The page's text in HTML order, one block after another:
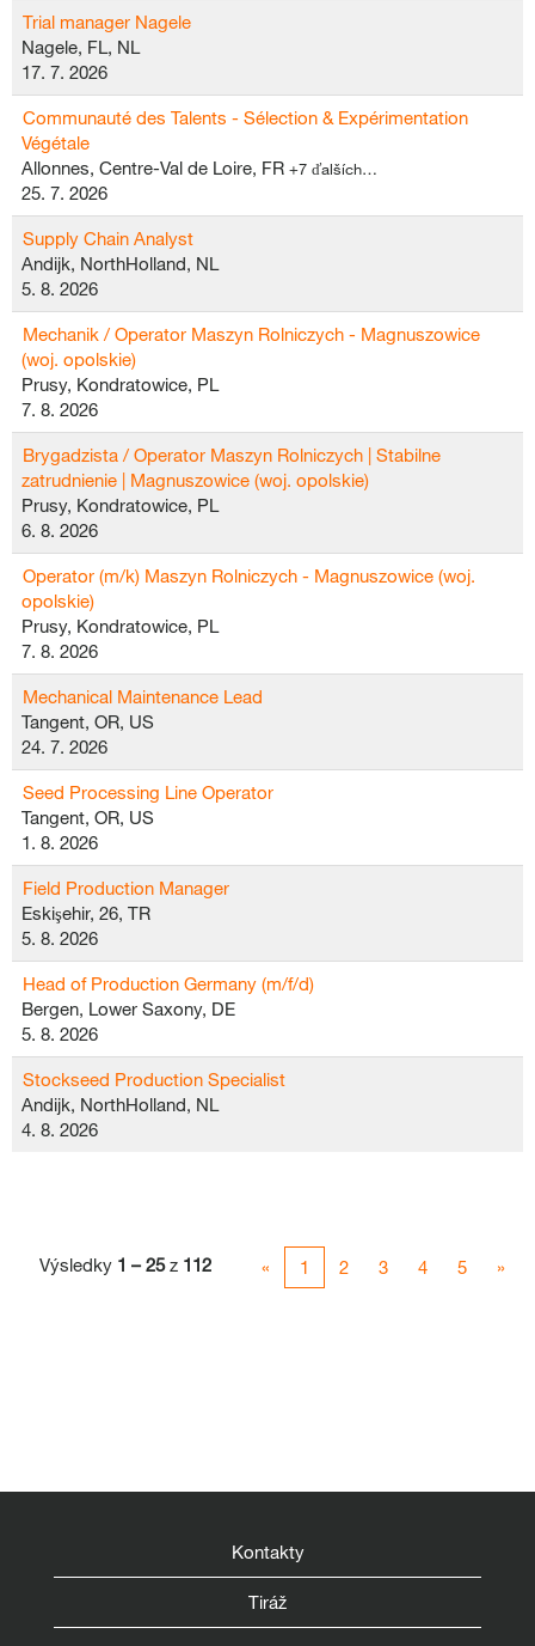
Trial manager Nagele
Nagele, FL, NL
17. 7. 2026
Communauté des Talents - Sélection & Expérimentation
Végétale
Allonnes, Centre-Val de Loire, FR +7 ďalších…
25. 7. 2026
Supply Chain Analyst
Andijk, NorthHolland, NL
5. 8. 2026
Mechanik / Operator Maszyn Rolniczych - Magnuszowice
(woj. opolskie)
Prusy, Kondratowice, PL
7. 8. 2026
Brygadzista / Operator Maszyn Rolniczych | Stabilne
zatrudnienie | Magnuszowice (woj. opolskie)
Prusy, Kondratowice, PL
6. 8. 2026
Operator (m/k) Maszyn Rolniczych - Magnuszowice (woj.
opolskie)
Prusy, Kondratowice, PL
7. 8. 2026
Mechanical Maintenance Lead
Tangent, OR, US
24. 7. 2026
Seed Processing Line Operator
Tangent, OR, US
1. 8. 2026
Field Production Manager
Eskişehir, 26, TR
5. 8. 2026
Head of Production Germany (m/f/d)
Bergen, Lower Saxony, DE
5. 8. 2026
Stockseed Production Specialist
Andijk, NorthHolland, NL
4. 8. 2026
Výsledky 1 – 25z 112 « 1 2 3 4 5 »
Kontakty
Tiráž